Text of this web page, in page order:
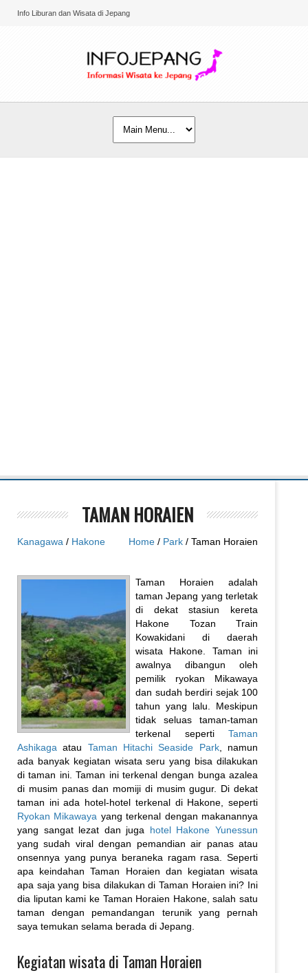
Info Liburan dan Wisata di Jepang
TAMAN HORAIEN
Kanagawa / Hakone Home / Park / Taman Horaien
Taman Horaien adalah
taman Jepang yang terletak
di dekat stasiun kereta
Hakone Tozan Train
Kowakidani di daerah
wisata Hakone. Taman ini
awalnya dibangun oleh
pemilik ryokan Mikawaya
dan sudah berdiri sejak 100
tahun yang lalu. Meskipun
tidak seluas taman-taman
terkenal seperti Taman
Ashikaga atau Taman Hitachi Seaside Park, namun
ada banyak kegiatan wisata seru yang bisa dilakukan
di taman ini. Taman ini terkenal dengan bunga azalea
di musim panas dan momiji di musim gugur. Di dekat
taman ini ada hotel-hotel terkenal di Hakone, seperti
Ryokan Mikawaya yang terkenal dengan makanannya
yang sangat lezat dan juga hotel Hakone Yunessun
yang sudah viral dengan pemandian air panas atau
onsennya yang punya beraneka ragam rasa. Seperti
apa keindahan Taman Horaien dan kegiatan wisata
apa saja yang bisa dilakukan di Taman Horaien ini? Ini
dia liputan kami ke Taman Horaien Hakone, salah satu
taman dengan pemandangan terunik yang pernah
saya temukan selama berada di Jepang.
Kegiatan wisata di Taman Horaien